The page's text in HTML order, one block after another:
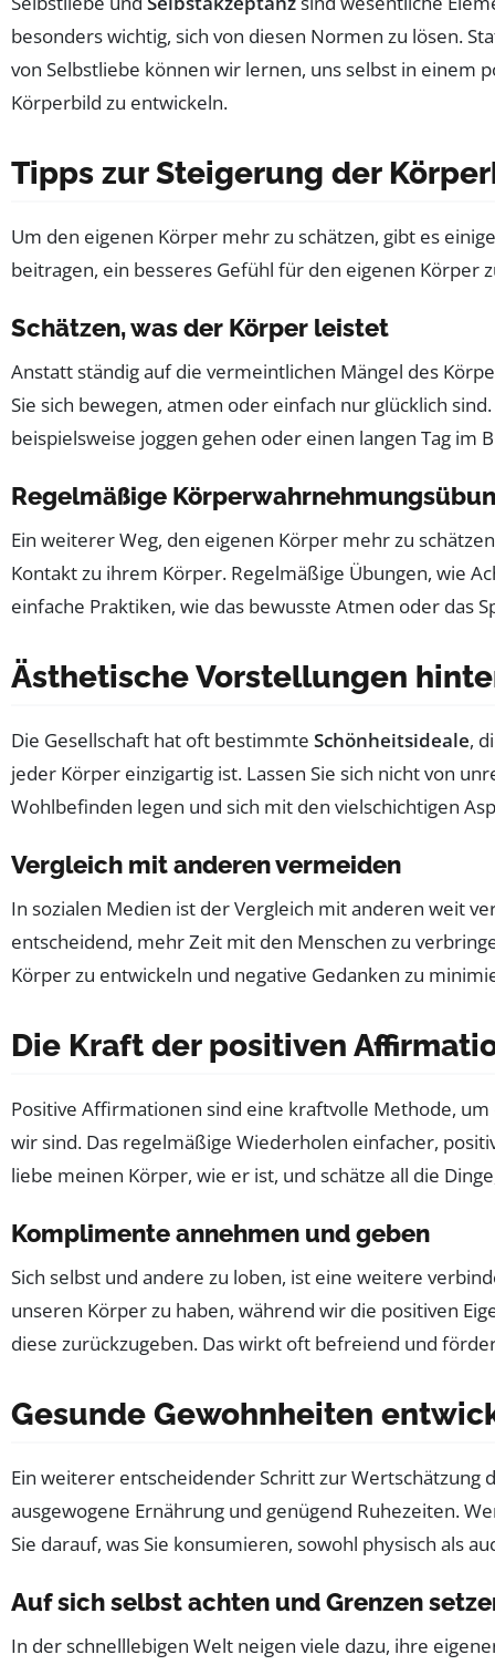
besonders wichtig, sich von diesen Normen zu lösen.
von Selbstliebe können wir lernen, uns selbst in einem
Körperbild zu entwickeln.
Tipps zur Steigerung der
Um den eigenen Körper mehr zu schätzen, gibt es
beitragen, ein besseres Gefühl für den eigenen Körper
Schätzen, was der Körper leistet
Anstatt ständig auf die vermeintlichen Mängel des
Sie sich bewegen, atmen oder einfach nur glücklich
beispielsweise joggen gehen oder einen langen Tag im
Regelmäßige
Ein weiterer Weg, den eigenen Körper mehr zu
Kontakt zu ihrem Körper. Regelmäßige Übungen, wie
einfache Praktiken, wie das bewusste Atmen oder das
Ästhetische Vorstellungen
Die Gesellschaft hat oft bestimmte Schönheitsideale,
jeder Körper einzigartig ist. Lassen Sie sich nicht von
Wohlbefinden legen und sich mit den vielschichtigen
Vergleich mit anderen vermeiden
In sozialen Medien ist der Vergleich mit anderen weit
entscheidend, mehr Zeit mit den Menschen zu
Körper zu entwickeln und negative Gedanken zu
Die Kraft der positiven
Positive Affirmationen sind eine kraftvolle Methode,
wir sind. Das regelmäßige Wiederholen einfacher,
liebe meinen Körper, wie er ist, und schätze all die
Komplimente annehmen und geben
Sich selbst und andere zu loben, ist eine weitere
unseren Körper zu haben, während wir die positiven
diese zurückzugeben. Das wirkt oft befreiend und
Gesunde Gewohnheiten
Ein weiterer entscheidender Schritt zur Wertschätzung
ausgewogene Ernährung und genügend Ruhezeiten.
Sie darauf, was Sie konsumieren, sowohl physisch als
Auf sich selbst achten und Grenzen
In der schnelllebigen Welt neigen viele dazu, ihre